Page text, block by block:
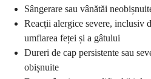
Sângerare sau vânătăi
Reacții alergice severe, inclusiv
umflarea feței și a gâtului
Dureri de cap persistente sau
obișnuite